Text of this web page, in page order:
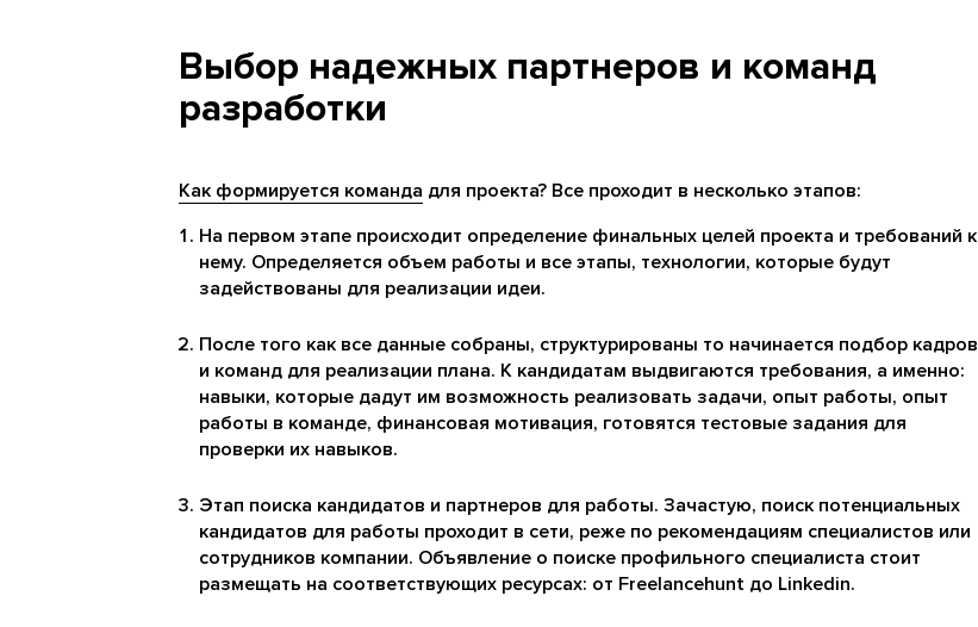
Выбор надежных партнеров и команд
разработки
Как формируется команда для проекта? Все проходит в несколько этапов:
На первом этапе происходит определение финальных целей проекта и требований к
нему. Определяется объем работы и все этапы, технологии, которые будут
задействованы для реализации идеи.
После того как все данные собраны, структурированы то начинается подбор кадров
и команд для реализации плана. К кандидатам выдвигаются требования, а именно:
навыки, которые дадут им возможность реализовать задачи, опыт работы, опыт
работы в команде, финансовая мотивация, готовятся тестовые задания для
проверки их навыков.
Этап поиска кандидатов и партнеров для работы. Зачастую, поиск потенциальных
кандидатов для работы проходит в сети, реже по рекомендациям специалистов или
сотрудников компании. Объявление о поиске профильного специалиста стоит
размещать на соответствующих ресурсах: от Freelancehunt до Linkedin.